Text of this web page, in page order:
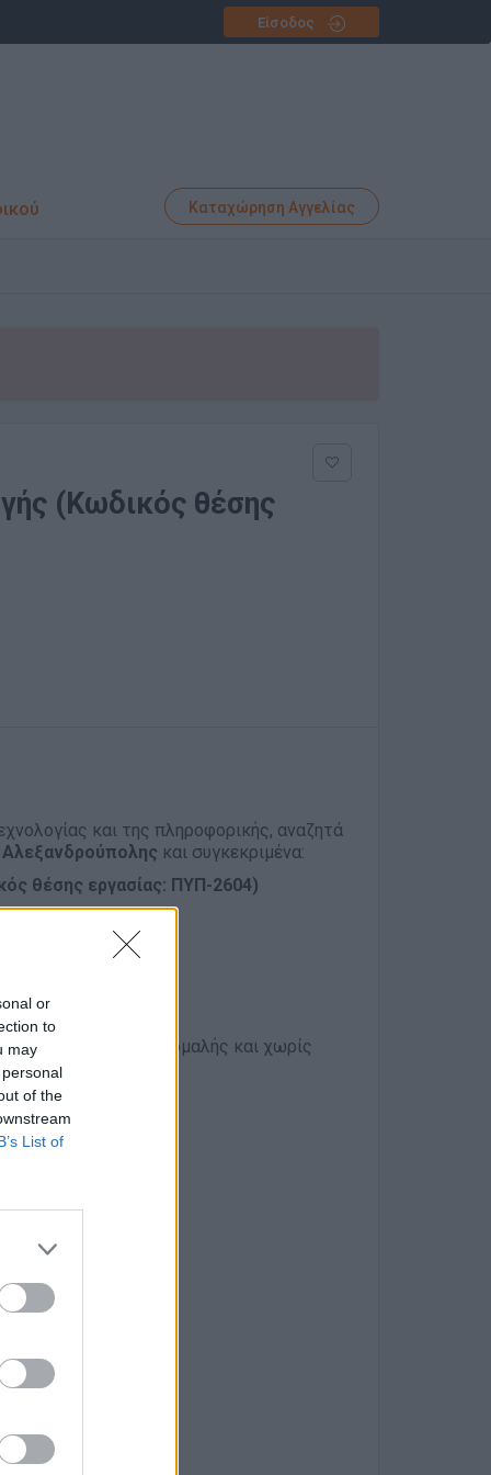
or
to
may
of the
List of
Είσοδος
Καταχώρηση Αγγελίας
(Κωδικός θέσης
και της πληροφορικής, αναζητά
Αλεξανδρούπολης και συγκεκριμένα:
θέσης εργασίας: ΠΥΠ-2604)
την επίτευξη της ομαλής και χωρίς
κυκλωμάτων